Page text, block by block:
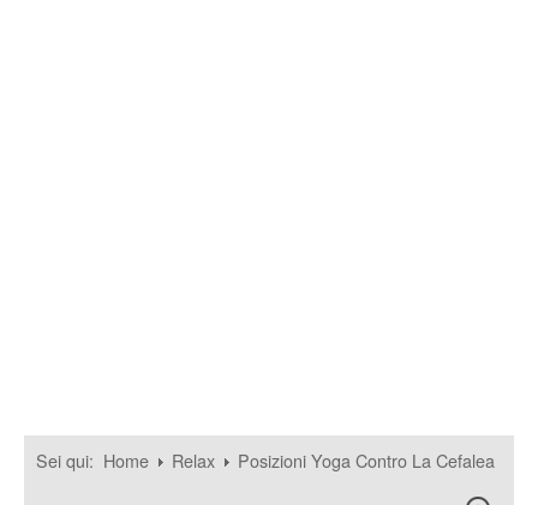
Sei qui: Home Relax Posizioni Yoga Contro La Cefalea